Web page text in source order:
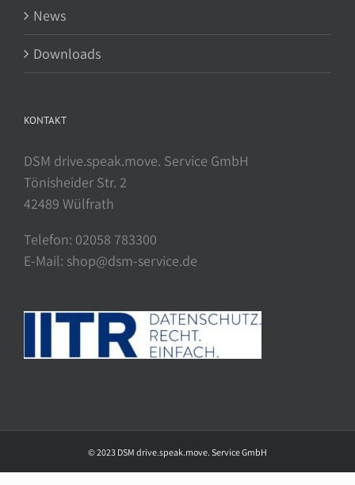
News
Downloads
KONTAKT
DSM drive.speak.move. Service GmbH
Tönisheider Str. 2
42489 Wülfrath
Telefon: 02058 783300
E-Mail: shop@dsm-service.de
© 2023 DSM drive.speak.move. Service GmbH